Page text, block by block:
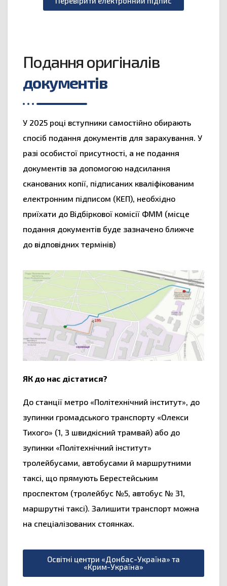
Подання оригіналів
документів
У 2025 році вступники самостійно обирають
спосіб подання документів для зарахування. У
разі особистої присутності, а не подання
документів за допомогою надсилання
сканованих копії, підписаних кваліфікованим
електронним підписом (КЕП), необхідно
приїхати до Відбіркової комісії ФММ (місце
подання документів буде зазначено ближче
до відповідних термінів)
ЯК до нас дістатися?
До станції метро «Політехнічний інститут», до
зупинки громадського транспорту «Олекси
Тихого» (1, 3 швидкісний трамвай) або до
зупинки «Політехнічний інститут»
тролейбусами, автобусами й маршрутними
таксі, що прямують Берестейським
проспектом (тролейбус №5, автобус № 31,
маршрутні таксі). Залишити транспорт можна
на спеціалізованих стоянках.
Освітні центри «Донбас-Україна» та
«Крим-Україна»